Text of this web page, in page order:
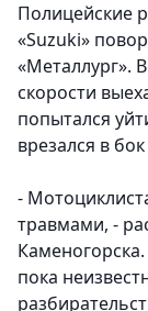
Полицейские
«Suzuki»
«Металлург».
скорости
попытался
врезался в
-
травмами, -
пока